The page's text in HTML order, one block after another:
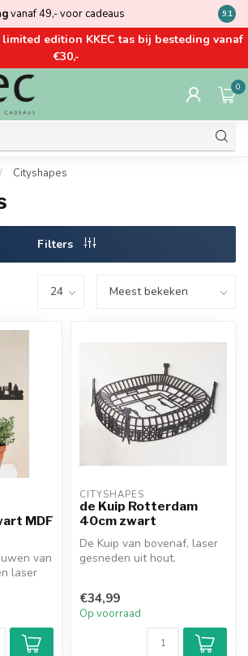
vanaf 49,- voor cadeaus Kom
9.1
limited edition KKEC tas bij besteding vanaf
€30,-
0
/ Cityshapes
Filters
MDF
van
laser
CITYSHAPES
de Kuip Rotterdam
40cm zwart
De Kuip van bovenaf, laser
gesneden uit hout.
€34,99
Op voorraad